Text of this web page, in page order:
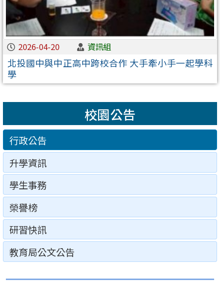
2026-04-20 資訊組
北投國中與中正高中跨校合作 大手牽小手一起學科
學
校園公告
行政公告
升學資訊
學生事務
榮譽榜
研習快訊
教育局公文公告